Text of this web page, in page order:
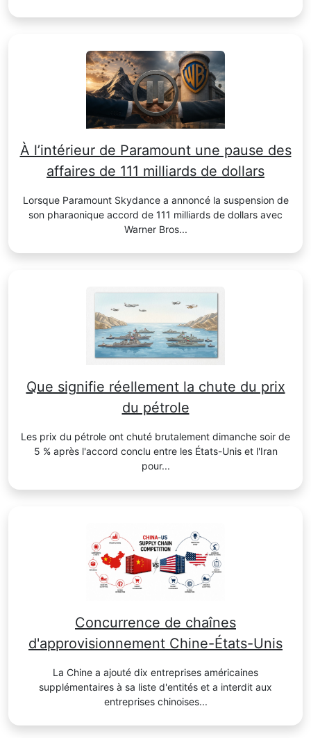
À l’intérieur de Paramount une pause des
affaires de 111 milliards de dollars
Lorsque Paramount Skydance a annoncé la suspension de
son pharaonique accord de 111 milliards de dollars avec
Warner Bros...
Que signifie réellement la chute du prix
du pétrole
Les prix du pétrole ont chuté brutalement dimanche soir de
5 % après l'accord conclu entre les États-Unis et l'Iran
pour...
Concurrence de chaînes
d'approvisionnement Chine-États-Unis
La Chine a ajouté dix entreprises américaines
supplémentaires à sa liste d'entités et a interdit aux
entreprises chinoises...